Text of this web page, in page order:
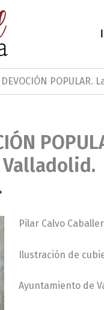
DEVOCIÓN
Pilar Calvo
Ilustración de
Ayuntamiento de